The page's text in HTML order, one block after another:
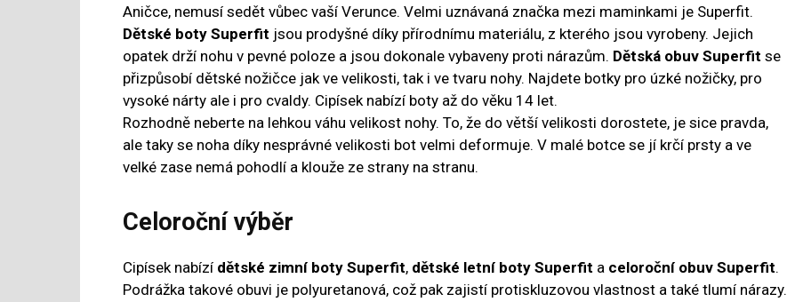
Aničce, nemusí sedět vůbec vaší Verunce. Velmi uznávaná značka mezi maminkami je Superfit.
Dětské boty Superfit jsou prodyšné díky přírodnímu materiálu, z kterého jsou vyrobeny. Jejich
opatek drží nohu v pevné poloze a jsou dokonale vybaveny proti nárazům. Dětská obuv Superfit se
přizpůsobí dětské nožičce jak ve velikosti, tak i ve tvaru nohy. Najdete botky pro úzké nožičky, pro
vysoké nárty ale i pro cvaldy. Cipísek nabízí boty až do věku 14 let.
Rozhodně neberte na lehkou váhu velikost nohy. To, že do větší velikosti dorostete, je sice pravda,
ale taky se noha díky nesprávné velikosti bot velmi deformuje. V malé botce se jí krčí prsty a ve
velké zase nemá pohodlí a klouže ze strany na stranu.
Celoroční výběr
Cipísek nabízí dětské zimní boty Superfit, dětské letní boty Superfit a celoroční obuv Superfit.
Podrážka takové obuvi je polyuretanová, což pak zajistí protiskluzovou vlastnost a také tlumí nárazy.